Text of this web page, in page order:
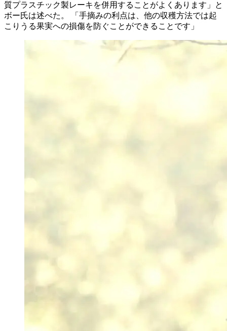
質プラスチック製レーキを併用することがよくあります」と
ボー氏は述べた。
「 手摘みの利点は、他の収穫方法では起
こりうる果実への損傷を防ぐことができることです」